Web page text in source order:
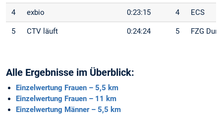
4 exbio 0:23:15 4 ECS
5 CTV läuft 0:24:24 5 FZG
Alle Ergebnisse im Überblick:
Einzelwertung Frauen – 5,5 km
Einzelwertung Frauen – 11 km
Einzelwertung Männer – 5,5 km